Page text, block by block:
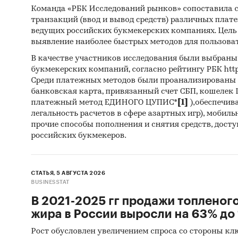
Команда «РБК Исследований рынков» сопоставила
транзакций (ввод и вывод средств) различных
ведущих российских букмекерских компаниях.
выявление наиболее быстрых методов для
В качестве участников исследования были
букмекерских компаний, согласно рейтингу РБК
Среди платежных методов были проанализированы
банковская карта, привязанный счет СБП,
платежный метод ЕДИНОГО ЦУПИС* [1]
легальность расчетов в сфере азартных игр),
прочие способы пополнения и снятия средств,
российских букмекеров.
СТАТЬЯ, 5 АВГУСТА 2026
BUSINESSTAT
В 2021-2025 гг продажи
жира в России выросли на 63% до
Рост обусловлен увеличением спроса со стороны